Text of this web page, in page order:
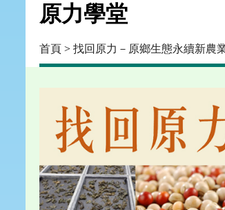
原力學堂
首頁 > 找回原力－原鄉生態永續新農